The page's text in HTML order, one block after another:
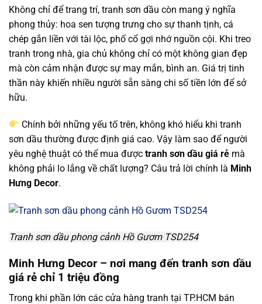
Không chỉ để trang trí, tranh sơn dầu còn mang ý nghĩa
phong thủy: hoa sen tượng trưng cho sự thanh tịnh, cá
chép gắn liền với tài lộc, phố cổ gợi nhớ nguồn cội. Khi treo
tranh trong nhà, gia chủ không chỉ có một không gian đẹp
mà còn cảm nhận được sự may mắn, bình an. Giá trị tinh
thần này khiến nhiều người sẵn sàng chi số tiền lớn để sở
hữu.
Chính bởi những yếu tố trên, không khó hiểu khi tranh
sơn dầu thường được định giá cao. Vậy làm sao để người
yêu nghệ thuật có thể mua được tranh sơn dầu giá rẻ mà
không phải lo lắng về chất lượng? Câu trả lời chính là Minh
Hưng Decor.
Tranh sơn dầu phong cảnh Hồ Gươm TSD254
Minh Hưng Decor – nơi mang đến tranh sơn dầu
giá rẻ chỉ 1 triệu đồng
Trong khi phần lớn các cửa hàng tranh tại TP.HCM bán